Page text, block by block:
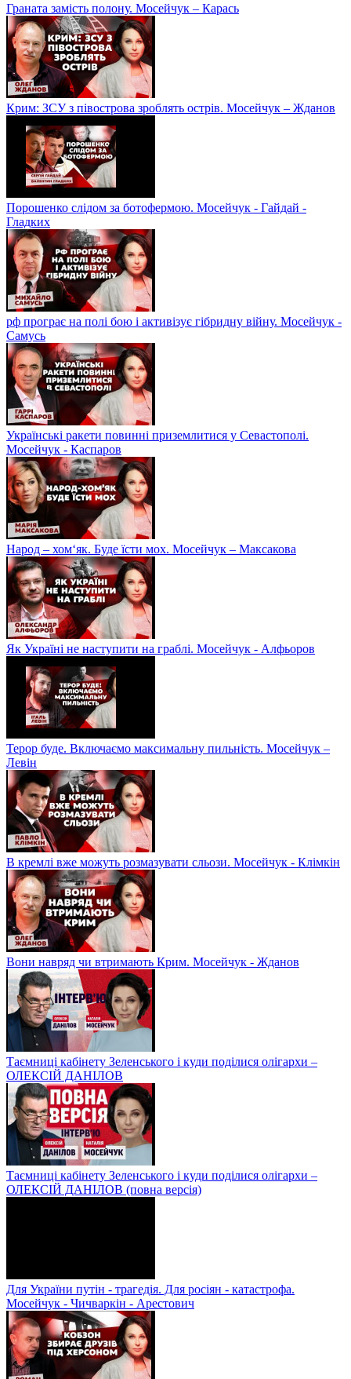
Граната замість полону. Мосейчук – Карась
Крим: ЗСУ з півострова зроблять острів. Мосейчук – Жданов
Порошенко слідом за ботофермою. Мосейчук - Гайдай -
Гладких
рф програє на полі бою і активізує гібридну війну. Мосейчук -
Самусь
Українські ракети повинні приземлитися у Севастополі.
Мосейчук - Каспаров
Народ – хом‘як. Буде їсти мох. Мосейчук – Максакова
Як Україні не наступити на граблі. Мосейчук - Алфьоров
Терор буде. Включаємо максимальну пильність. Мосейчук –
Левін
В кремлі вже можуть розмазувати сльози. Мосейчук - Клімкін
Вони навряд чи втримають Крим. Мосейчук - Жданов
Таємниці кабінету Зеленського і куди поділися олігархи –
ОЛЕКСІЙ ДАНІЛОВ
Таємниці кабінету Зеленського і куди поділися олігархи –
ОЛЕКСІЙ ДАНІЛОВ (повна версія)
Для України путін - трагедія. Для росіян - катастрофа.
Мосейчук - Чичваркін - Арестович